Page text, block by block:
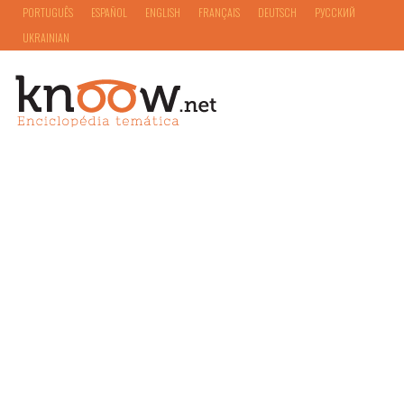
PORTUGUÊS ESPAÑOL ENGLISH FRANÇAIS DEUTSCH
РУССКИЙ
UKRAINIAN